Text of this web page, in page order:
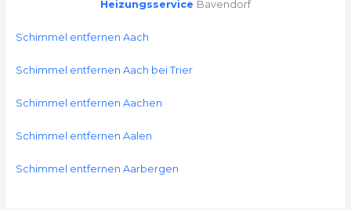
Heizungsservice Bavendorf
Schimmel entfernen Aach
Schimmel entfernen Aach bei Trier
Schimmel entfernen Aachen
Schimmel entfernen Aalen
Schimmel entfernen Aarbergen